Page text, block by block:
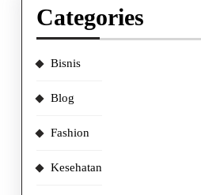
Categories
Bisnis
Blog
Fashion
Kesehatan